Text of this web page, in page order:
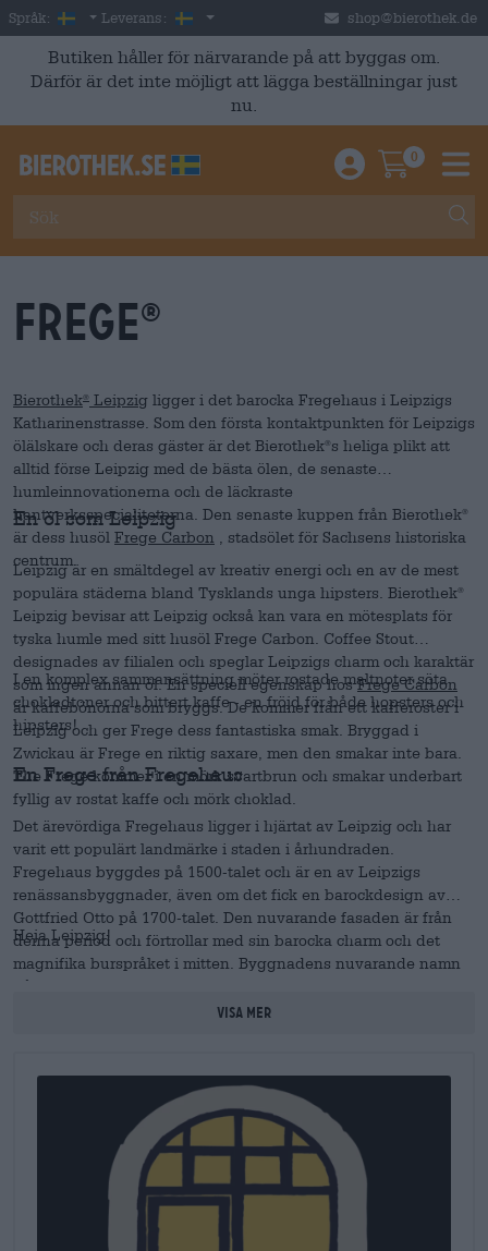
Skip to main content
Språk: Swedish
Leverans: Sverige shop@bierothek.de
Butiken håller för närvarande på att byggas om.
Därför är det inte möjligt att lägga beställningar just
nu.
Einloggen /
0
Frege®
Bierothek® Leipzig ligger i det barocka Fregehaus i Leipzigs
Katharinenstrasse. Som den första kontaktpunkten för Leipzigs
ölälskare och deras gäster är det Bierothek® s heliga plikt att
alltid förse Leipzig med de bästa ölen, de senaste
humleinnovationerna och de läckraste
hantverksspecialiteterna. Den senaste kuppen från Bierothek®
är dess husöl Frege Carbon
, stadsölet för Sachsens historiska
centrum.
En öl som Leipzig
Leipzig är en smältdegel av kreativ energi och en av de mest
populära städerna bland Tysklands unga hipsters. Bierothek®
Leipzig bevisar att Leipzig också kan vara en mötesplats för
tyska humle med sitt husöl Frege Carbon. Coffee Stout
designades av filialen och speglar Leipzigs charm och karaktär
som ingen annan öl. En speciell egenskap hosFrege Carbon
är kaffebönorna som bryggs. De kommer från ett kafferoster i
Leipzig och ger Frege dess fantastiska smak. Bryggad i
Zwickau är Frege en riktig saxare, men den smakar inte bara.
The Frege kommer i en mörk svartbrun och smakar underbart
fyllig av rostat kaffe och mörk choklad.
I en komplex sammansättning möter rostade maltnoter söta
chokladtoner och bittert kaffe - en fröjd för både hopsters och
hipsters!
En Frege från Fregehaus
Det ärevördiga Fregehaus ligger i hjärtat av Leipzig och har
varit ett populärt landmärke i staden i århundraden.
Fregehaus byggdes på 1500-talet och är en av Leipzigs
renässansbyggnader, även om det fick en barockdesign av
Gottfried Otto på 1700-talet. Den nuvarande fasaden är från
denna period och förtrollar med sin barocka charm och det
magnifika burspråket i mitten. Byggnadens nuvarande namn
går tillbaka till bankiren Christian Gottlob Frege II. Idag är
Leipzigs Bierothek
ölfans från när och fjärran. Hjärtprojektet för Bierothek®
Frege Carbon
, som är nära kopplat till Leipzigs
kultur. Den populära bokmässan i Leipzig, den kusligt vackra
WGT, de interkulturella veckorna och den litterära hösten är
bara några av de evenemang som formar Leipzigs stadsliv och
gör den sachsiska metropolen till en magnet för turister.
Hantverksölet Frege Carbon speglar optimalt Leipzigs
kreativa, alternativa själ.
Heja Leipzig!
Visa mer